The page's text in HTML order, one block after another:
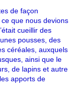
de façon
que nous devions
cueillir des
pousses, des
céréales, auxquels
ainsi que le
de lapins et autre
apports de